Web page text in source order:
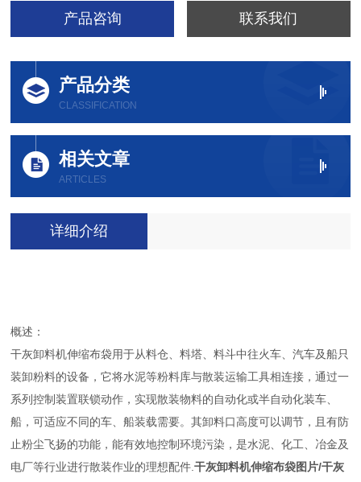
产品咨询 联系我们
产品分类
CLASSIFICATION
相关文章
ARTICLES
详细介绍
概述：
干灰卸料机伸缩布袋用于从料仓、料塔、料斗中往火车、汽车及船只
装卸粉料的设备，它将水泥等粉料库与散装运输工具相连接，通过一
系列控制装置联锁动作，实现散装物料的自动化或半自动化装车、
船，可适应不同的车、船装载需要。其卸料口高度可以调节，且有防
止粉尘飞扬的功能，能有效地控制环境污染，是水泥、化工、冶金及
电厂等行业进行散装作业的理想配件.干灰卸料机伸缩布袋图片/干灰